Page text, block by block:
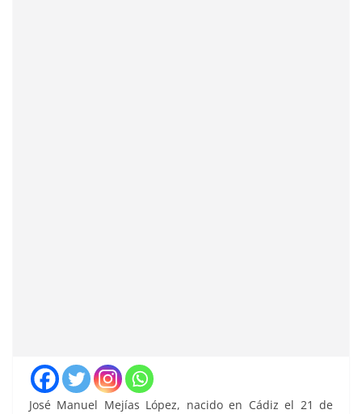
José Manuel Mejías López, nacido en Cádiz el 21 de